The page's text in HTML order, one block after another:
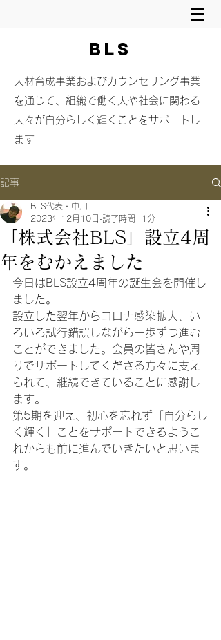
BLS
​人材育成事業およびカウンセリング事業
を通じて、組織で働く人や社会に関わる
人々が自分らしく輝くことをサポートし
ます
記事
「株式会社BLS」設立4周
年をむかえました
BLS代表・中川
2023年12月10日 読了時間: 1分
今日はBLS設立4周年の誕生会を開催し
ました。
設立した翌年からコロナ感染拡大、い
ろいろ試行錯誤しながら一歩ずつ進む
ことができました。会員の皆さんや周
りでサポートしてくださる方々に支え
られて、継続できていることに感謝し
ます。
第5期を迎え、初心を忘れず「自分らし
く輝く」ことをサポートできるようこ
れからも前に進んでいきたいと思いま
す。